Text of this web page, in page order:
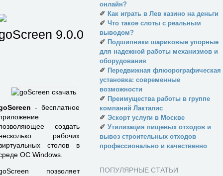
9.0.0.551
- бесплатное
создать
рабочих
столов в
ОС Windows.
позволяет
онлайн?
✐ Как играть в Лев казино на деньги
✐ Что такое слоты с реальным
выводом?
✐ Подшипники шариковые упорные
для надежной работы механизмов и
оборудования
✐ Передвижная флюорографическая
установка: современные
возможности
✐ Преимущества работы в группе
компаний Лакталис
✐ Эскорт услуги в Москве
✐ Утилизация пищевых отходов и
вывоз строительных отходов
профессионально и качественно
ПОПУЛЯРНЫЕ СТАТЬИ